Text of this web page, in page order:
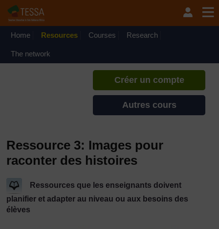
Home Resources Courses Research
The network
Si vous créez un compte, vous
pouvez établir un profil
Créer un compte
Autres cours
Ressource 3: Images pour
raconter des histoires
Ressources que les enseignants doivent
planifier et adapter au niveau ou aux besoins des
élèves